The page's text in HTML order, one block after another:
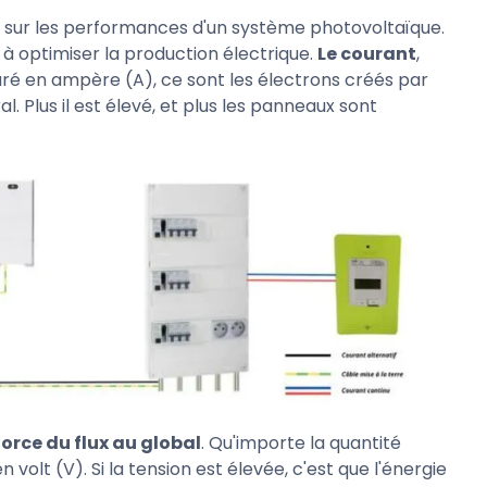
référer au tableau d'aide pour le choix du
au sein de l'installation.
agréé pour qu'il s'en occupe, l'installation peut
des panneaux pour rejoindre le coffret de
sous terre, il se raccorde au compteur
les électrocutions aux conséquences
les performances d'un système photovoltaïque.
optimiser la production électrique. Le courant,
en ampère (A), ce sont les électrons créés par
Plus il est élevé, et plus les panneaux sont
du flux au global. Qu'importe la quantité
volt (V). Si la tension est élevée, c'est que l'énergie